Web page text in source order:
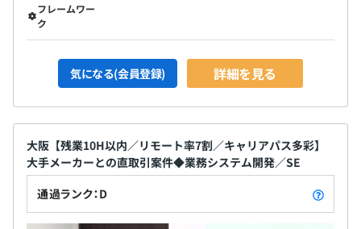
フレームワー
ク
気になる(会員登録) 詳細を見る
大阪【残業10H以内／リモート率7割／キャリアパス多彩】
大手メーカーとの直取引案件◆業務システム開発／SE
通過ランク：D